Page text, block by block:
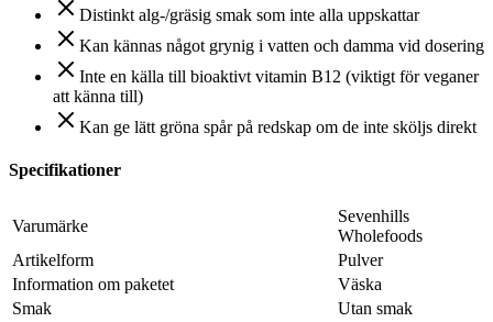
Distinkt alg-/gräsig smak som inte alla uppskattar
Kan kännas något grynig i vatten och damma vid dosering
Inte en källa till bioaktivt vitamin B12 (viktigt för veganer
att känna till)
Kan ge lätt gröna spår på redskap om de inte sköljs direkt
Specifikationer
Varumärke
Sevenhills
Wholefoods
Artikelform
Pulver
Information om paketet
Väska
Smak
Utan smak